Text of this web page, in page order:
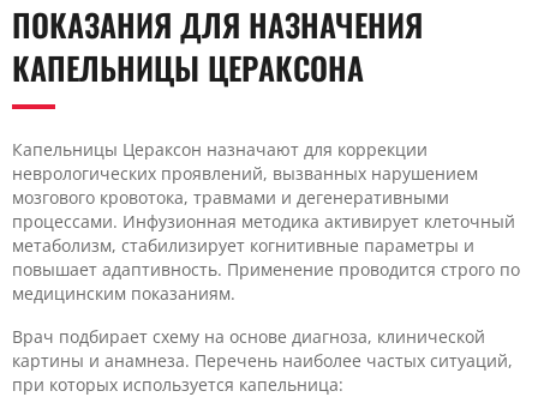
ПОКАЗАНИЯ ДЛЯ НАЗНАЧЕНИЯ
КАПЕЛЬНИЦЫ ЦЕРАКСОНА
Капельницы Цераксон назначают для коррекции
неврологических проявлений, вызванных нарушением
мозгового кровотока, травмами и дегенеративными
процессами. Инфузионная методика активирует клеточный
метаболизм, стабилизирует когнитивные параметры и
повышает адаптивность. Применение проводится строго по
медицинским показаниям.
Врач подбирает схему на основе диагноза, клинической
картины и анамнеза. Перечень наиболее частых ситуаций,
при которых используется капельница: